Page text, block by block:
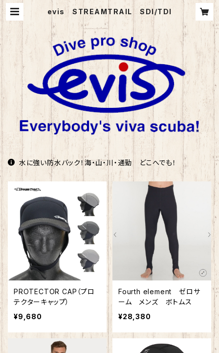
evis STREAMTRAIL SDI/TDI
水に強い防水バック！海・山・川・通勤 どこへでも！
PROTECTOR CAP（プロ
テクターキャップ）
¥9,680
Fourth element ゼロサ
ーム メンズ ボトムス
¥28,380